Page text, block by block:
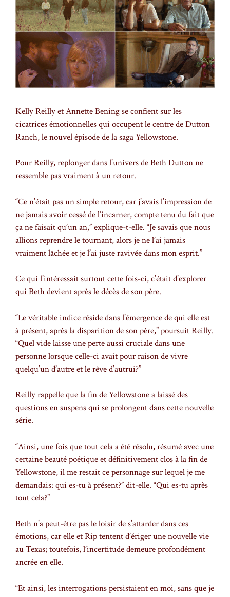
Kelly Reilly et Annette Bening se confient sur les
cicatrices émotionnelles qui occupent le centre de Dutton
Ranch, le nouvel épisode de la saga Yellowstone.
Pour Reilly, replonger dans l’univers de Beth Dutton ne
ressemble pas vraiment à un retour.
“Ce n’était pas un simple retour, car j’avais l’impression de
ne jamais avoir cessé de l’incarner, compte tenu du fait que
ça ne faisait qu’un an,” explique-t-elle. “Je savais que nous
allions reprendre le tournant, alors je ne l’ai jamais
vraiment lâchée et je l’ai juste ravivée dans mon esprit.”
Ce qui l’intéressait surtout cette fois-ci, c’était d’explorer
qui Beth devient après le décès de son père.
“Le véritable indice réside dans l’émergence de qui elle est
à présent, après la disparition de son père,” poursuit Reilly.
“Quel vide laisse une perte aussi cruciale dans une
personne lorsque celle-ci avait pour raison de vivre
quelqu’un d’autre et le rêve d’autrui?”
Reilly rappelle que la fin de Yellowstone a laissé des
questions en suspens qui se prolongent dans cette nouvelle
série.
“Ainsi, une fois que tout cela a été résolu, résumé avec une
certaine beauté poétique et définitivement clos à la fin de
Yellowstone, il me restait ce personnage sur lequel je me
demandais: qui es-tu à présent?” dit-elle. “Qui es-tu après
tout cela?”
Beth n’a peut-être pas le loisir de s’attarder dans ces
émotions, car elle et Rip tentent d’ériger une nouvelle vie
au Texas; toutefois, l’incertitude demeure profondément
ancrée en elle.
“Et ainsi, les interrogations persistaient en moi, sans que je